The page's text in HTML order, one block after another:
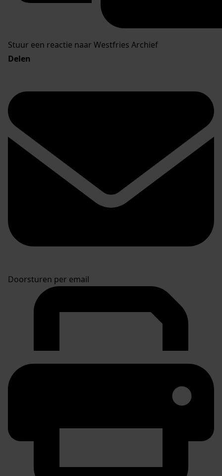
Stuur een reactie naar Westfries Archief
Delen
Doorsturen per email